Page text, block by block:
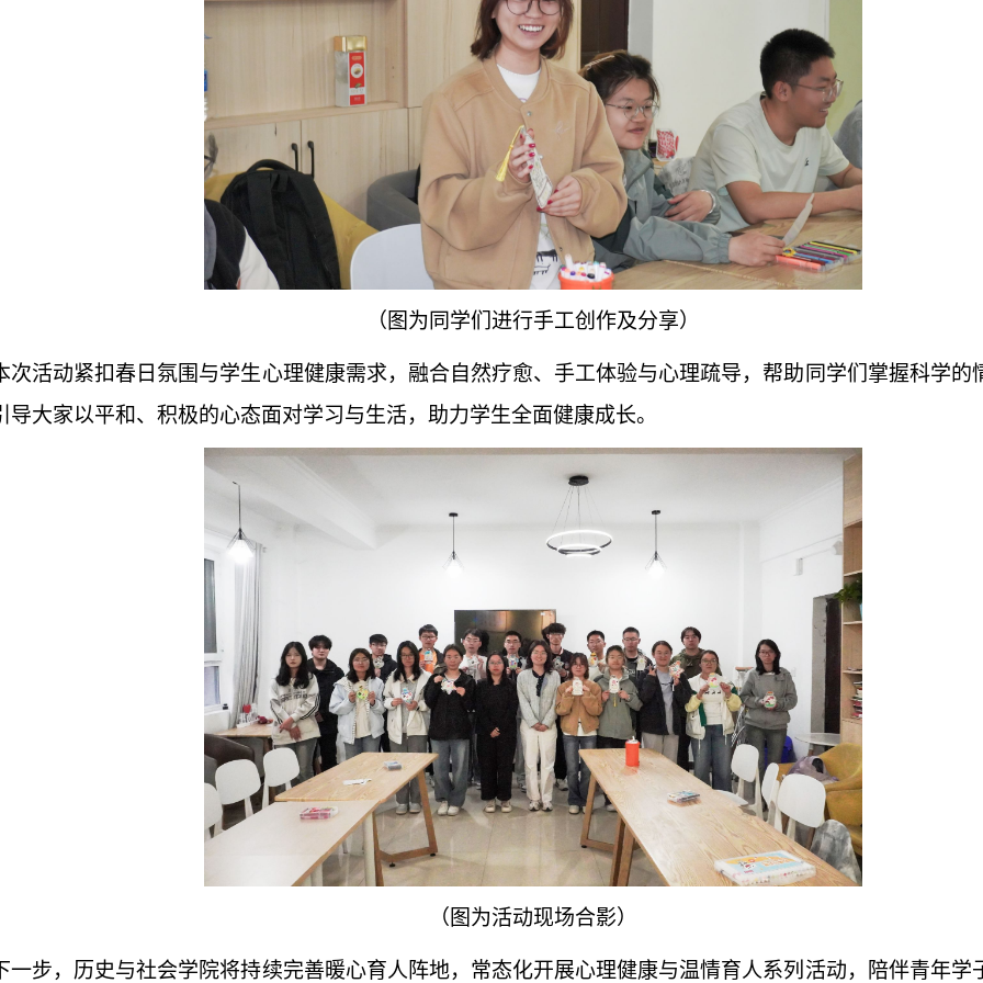
（图为同学们进行手工创作及分享）
次活动紧扣春日氛围与学生心理健康需求，融合自然疗愈、手工体验与心理疏导，帮助同学们掌握科学的
导大家以平和、积极的心态面对学习与生活，助力学生全面健康成长。
（图为活动现场合影）
一步，历史与社会学院将持续完善暖心育人阵地，常态化开展心理健康与温情育人系列活动，陪伴青年学